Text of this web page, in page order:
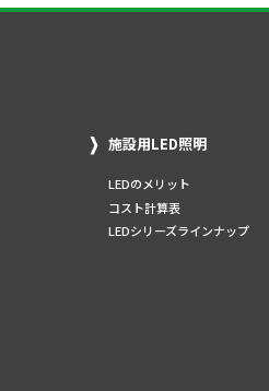
施設用LED照明
LEDのメリット
コスト計算表
LEDシリーズラインナップ